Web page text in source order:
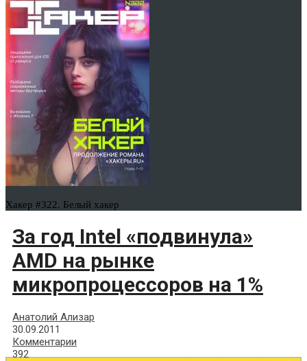
Хакер #322. Белый хакер
За год Intel «подвинула»
AMD на рынке
микропроцессоров на 1%
Анатолий Ализар
30.09.2011
Комментарии
392